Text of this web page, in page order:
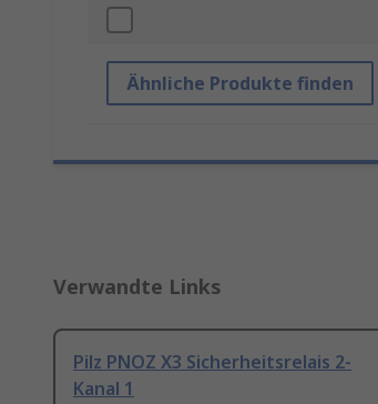
Ähnliche Produkte finden
Verwandte Links
Pilz PNOZ X3 Sicherheitsrelais 2-
Kanal 1